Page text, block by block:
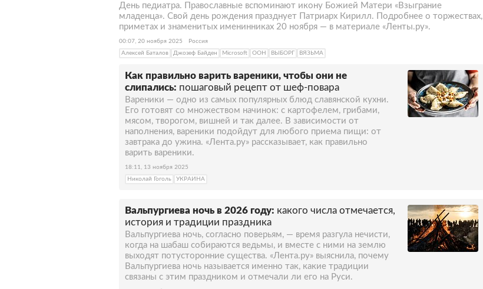
День педиатра. Православные вспоминают икону Божией Матери «Взыграние
младенца». Свой день рождения празднует Патриарх Кирилл. Подробнее о торжествах,
приметах и знаменитых именинниках 20 ноября — в материале «Ленты.ру».
00:07, 20 ноября 2025
Россия
Алексей Баталов
Джозеф Байден Microsoft ООН ВЫБОРГ ВЯЗЬМА
Как правильно варить вареники, чтобы они не
слипались: пошаговый рецепт от шеф-повара
Вареники — одно из самых популярных блюд славянской кухни.
Его готовят со множеством начинок: с картофелем, грибами,
мясом, творогом, вишней и так далее. В зависимости от
наполнения, вареники подойдут для любого приема пищи: от
завтрака до ужина. «Лента.ру» рассказывает, как правильно
варить вареники.
18:11, 13 ноября 2025
Николай Гоголь
УКРАИНА
Вальпургиева ночь в 2026 году: какого числа отмечается,
история и традиции праздника
Вальпургиева ночь, согласно поверьям, — время разгула нечисти,
когда на шабаш собираются ведьмы, и вместе с ними на землю
выходят потусторонние существа. «Лента.ру» выяснила, почему
Вальпургиева ночь называется именно так, какие традиции
связаны с этим праздником и отмечали ли его на Руси.